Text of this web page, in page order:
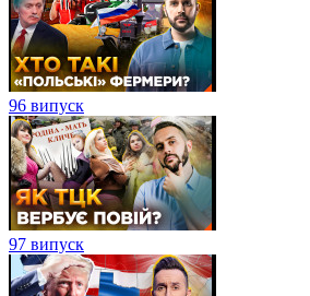
96 випуск
97 випуск